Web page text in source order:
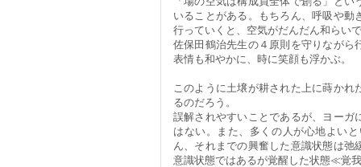
いることがある。もちろん、呼吸や
行っていくと、空気がだんだん和らい
佐保田鶴治先生の４原則を守りながら
表情も和やかに、時に笑顔も浮かぶ。
このように土壌が耕された上に蒔か
るのだろう。
誤解されやすいことであるが、ヨーガ
はない。また、多くの人が心地よい
ん、それまでの興奮した意識状態は
意識状態ではあるが覚醒した状態≪覚